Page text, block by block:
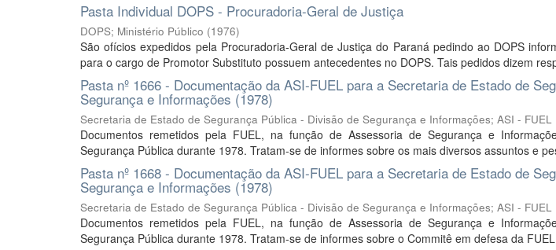
Pasta Individual DOPS - Procuradoria-Geral de Justiça
DOPS; Ministério Público (1976)
São ofícios expedidos pela Procuradoria-Geral de Justiça do Paraná pedindo ao DOPS
para o cargo de Promotor Substituto possuem antecedentes no DOPS. Tais pedidos dizem
Pasta nº 1666 - Documentação da ASI-FUEL para a Secretaria de Estado de
Segurança e Informações (1978)
Secretaria de Estado de Segurança Pública - Divisão de Segurança e Informações; ASI - FUEL
Documentos remetidos pela FUEL, na função de Assessoria de Segurança e
Segurança Pública durante 1978. Tratam-se de informes sobre os mais diversos assuntos e
Pasta nº 1668 - Documentação da ASI-FUEL para a Secretaria de Estado de
Segurança e Informações (1978)
Secretaria de Estado de Segurança Pública - Divisão de Segurança e Informações; ASI - FUEL
Documentos remetidos pela FUEL, na função de Assessoria de Segurança e
Segurança Pública durante 1978. Tratam-se de informes sobre o Commitê em defesa da